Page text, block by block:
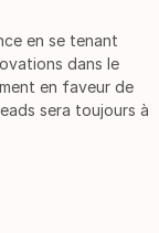
en se tenant
dans le
en faveur de
sera toujours à